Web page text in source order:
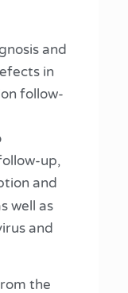
and
in
follow-
up,
and
well as
and
the